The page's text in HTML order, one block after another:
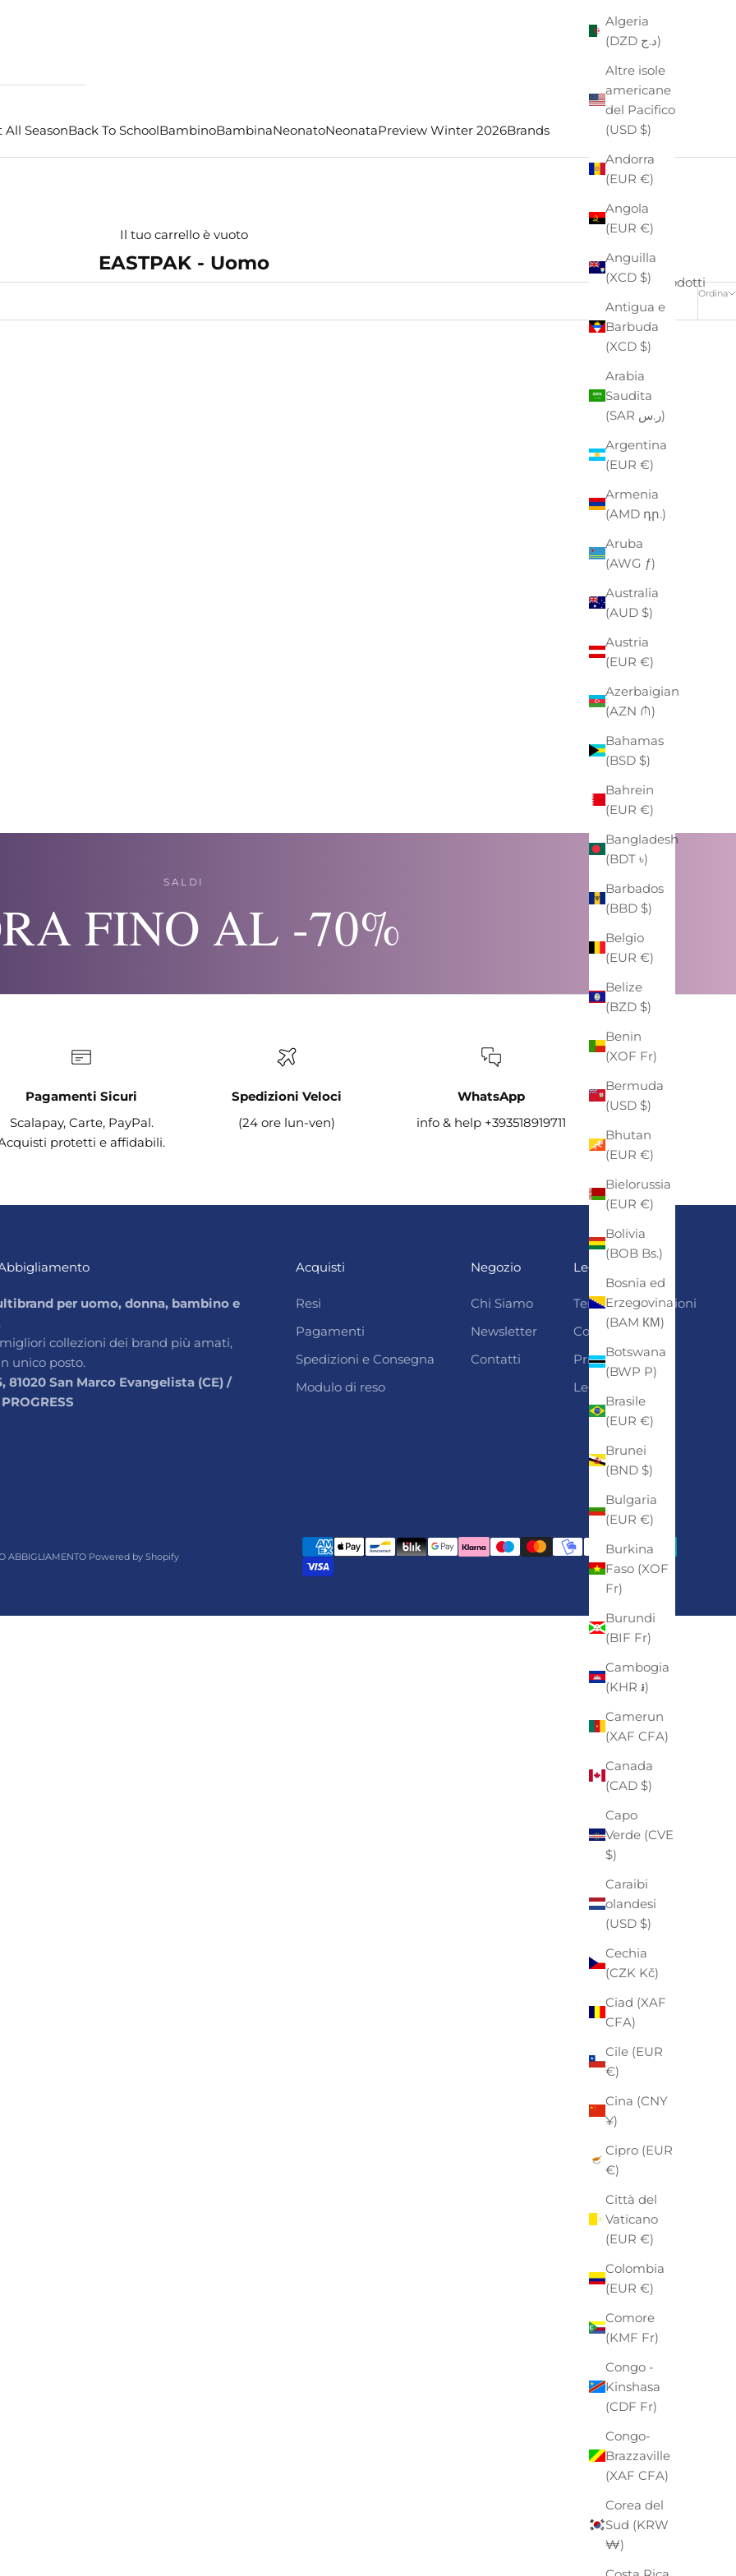
SeasonBack To SchoolBambinoBambinaNeonatoNeonataPreview Winter 2026Brands
Algeria
(DZD د.ج)
Altre isole
americane
del Pacifico
(USD $)
Andorra
(EUR €)
Angola
(EUR €)
Anguilla
(XCD $)
Antigua e
Barbuda
(XCD $)
Arabia
Saudita
(SAR ر.س)
Argentina
(EUR €)
Armenia
(AMD դր.)
Aruba
(AWG ƒ)
Australia
(AUD $)
Austria
(EUR €)
Azerbaigian
(AZN ₼)
Bahamas
(BSD $)
Bahrein
(EUR €)
Bangladesh
(BDT ৳)
Barbados
(BBD $)
Belgio
(EUR €)
Belize
(BZD $)
Benin
(XOF Fr)
Bermuda
(USD $)
Bhutan
(EUR €)
Bielorussia
(EUR €)
Bolivia
(BOB Bs.)
Bosnia ed
Erzegovina
(BAM КМ)
Botswana
(BWP P)
Brasile
(EUR €)
Brunei
(BND $)
Bulgaria
(EUR €)
Burkina
Faso (XOF
Fr)
Burundi
(BIF Fr)
Cambogia
(KHR ៛)
Camerun
(XAF CFA)
Canada
(CAD $)
Capo
Verde (CVE
$)
Caraibi
olandesi
(USD $)
Cechia
(CZK Kč)
Ciad (XAF
CFA)
Cile (EUR
€)
Cina (CNY
¥)
Cipro (EUR
€)
Città del
Vaticano
(EUR €)
Colombia
(EUR €)
Comore
(KMF Fr)
Congo -
Kinshasa
(CDF Fr)
Congo-
Brazzaville
(XAF CFA)
Corea del
Sud (KRW
₩)
Il tuo carrello è vuoto
EASTPAK - Uomo
Ordina
4 prodotti
ZAINO EASTPAK "PADDED PAK'R"
BLU NAVYPREZZO SCONTATO
€35,00
SALDI
FINO AL -70%
Pagamenti Sicuri
Scalapay, Carte, PayPal.
protetti e affidabili.
Spedizioni Veloci
(24 ore lun-ven)
WhatsApp
info & help +393518919711
per uomo, donna, bambino e
collezioni dei brand più amati,
unico posto.
81020 San Marco Evangelista (CE) /
Acquisti
Resi
Pagamenti
Spedizioni e Consegna
Modulo di reso
Negozio
Chi Siamo
Newsletter
Contatti
Legali
Termini e condizioni
Cookie Policy
Privacy
Legal Notice
ABBIGLIAMENTO Powered by Shopify